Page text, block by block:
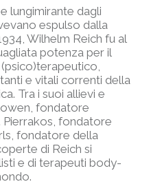
lungimirante dagli
espulso dalla
Wilhelm Reich fu al
potenza per il
e vitali correnti della
Tra i suoi allievi e
fondatore
Pierrakos, fondatore
fondatore della
di Reich si
e di terapeuti body-